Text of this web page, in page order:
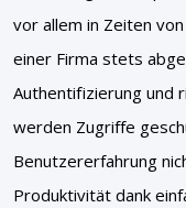
vor allem in Zeiten
einer Firma stets
Authentifizierung und
werden Zugriffe
Benutzererfahrung
Produktivität dank